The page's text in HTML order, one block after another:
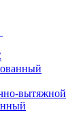
вытяжной